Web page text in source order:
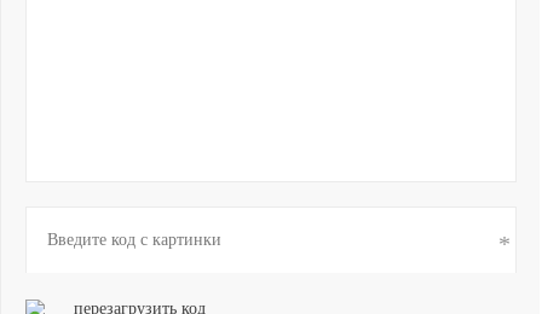
перезагрузить код